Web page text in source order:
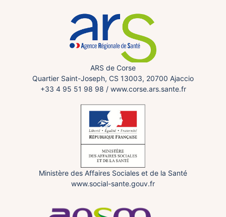
ARS de Corse
Quartier Saint-Joseph, CS 13003, 20700 Ajaccio
+33 4 95 51 98 98 / www.corse.ars.sante.fr
Ministère des Affaires Sociales et de la Santé
www.social-sante.gouv.fr